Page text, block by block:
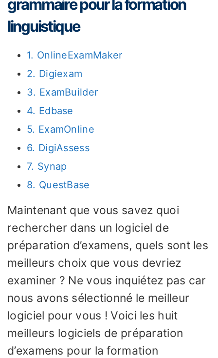
grammaire pour la formation
linguistique
1. OnlineExamMaker
2. Digiexam
3. ExamBuilder
4. Edbase
5. ExamOnline
6. DigiAssess
7. Synap
8. QuestBase
Maintenant que vous savez quoi
rechercher dans un logiciel de
préparation d’examens, quels sont les
meilleurs choix que vous devriez
examiner ? Ne vous inquiétez pas car
nous avons sélectionné le meilleur
logiciel pour vous ! Voici les huit
meilleurs logiciels de préparation
d’examens pour la formation